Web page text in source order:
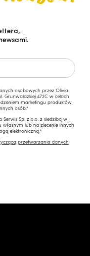
osobowych przez Olivia
Grunwaldzkiej 472C w celach
marketingu produktów
osób.*
Sp. z o.o. z siedzibą w
własnym lub na zlecenie innych
elektroniczną.*
przetwarzania danych